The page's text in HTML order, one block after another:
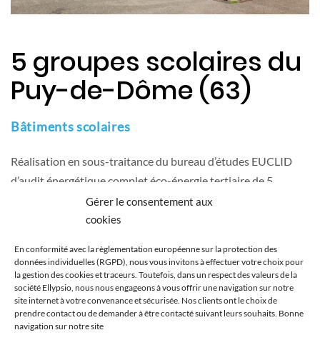
Gérer le consentement aux
cookies
En conformité avec la règlementation européenne sur la protection des
données individuelles (RGPD), nous vous invitons à effectuer votre choix pour
la gestion des cookies et traceurs. Toutefois, dans un respect des valeurs de la
société Ellypsio, nous nous engageons à vous offrir une navigation sur notre
site internet à votre convenance et sécurisée. Nos clients ont le choix de
prendre contact ou de demander à être contacté suivant leurs souhaits. Bonne
navigation sur notre site
5 groupes scolaires du
Puy-de-Dôme (63)
Bâtiments scolaires
Réalisation en sous-traitance du bureau d’études EUCLID
d’audit énergétique complet éco-énergie tertiaire de 5
groupes scolaires – projet Scolaee
Bureau d’études EUCLID (63)
Type
Privé